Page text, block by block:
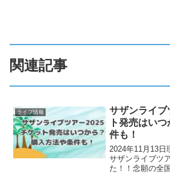
関連記事
ライブ情報
サザンライブ
ト発売はい
件も！
2024年11月13日
サザンライブツ
た！！念願の全